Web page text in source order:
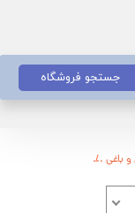
جستجو فروشگاه
باغی